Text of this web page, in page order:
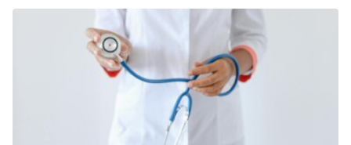
Media Relations. (2020, marzo 2). Molecule found in
oranges could reduce obesity and prevent heart disease
and diabetes. Recuperado 10 de abril de 2020, de
https://www.heraldo.es/noticias/salud/2020/03/09/una-
molecula-presente-en-las-naranjas-podria-reducir-la-